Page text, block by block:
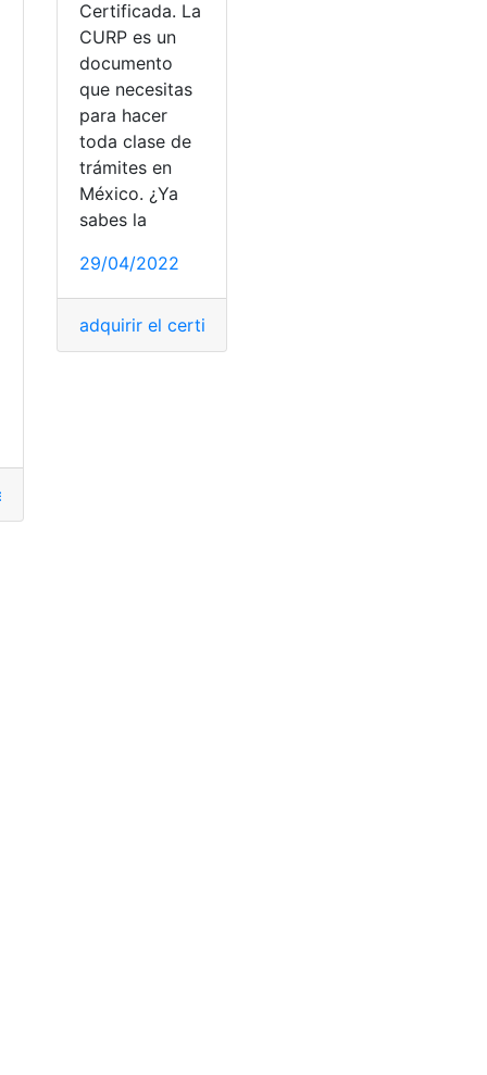
Antigüedad Laboral
laborales
Certificada. La
CURP es un
documento
que necesitas
para hacer
toda clase de
trámites en
México. ¿Ya
sabes la
29/04/2022
adquirir el certificado